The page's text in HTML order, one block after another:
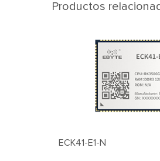
Productos
ECK41-E1-N